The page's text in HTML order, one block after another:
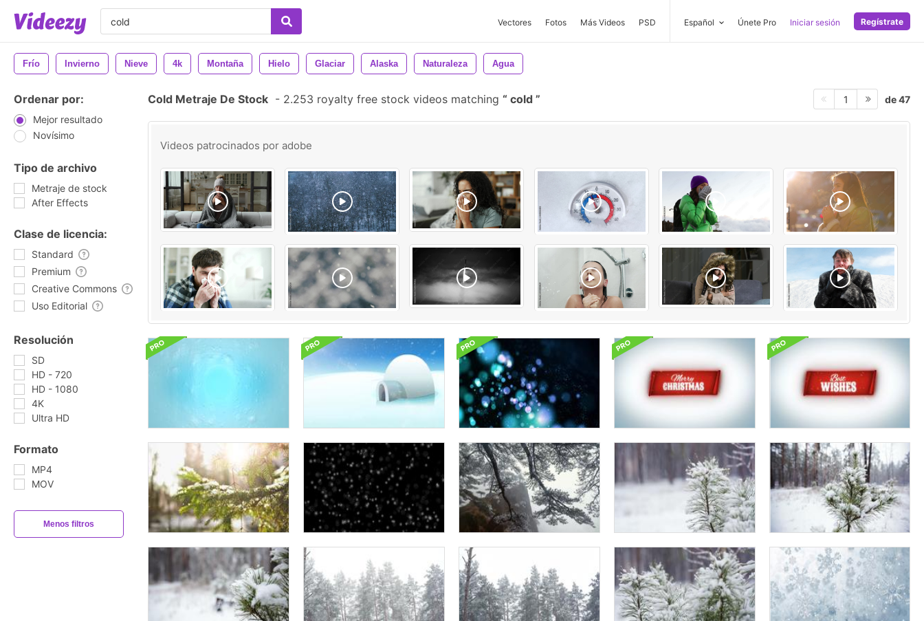
Vectores Fotos Más Videos PSD Español Únete Pro Iniciar sesión Regístrate
Frío Invierno Nieve 4k Montaña Hielo Glaciar Alaska Naturaleza Agua
Ordenar por:
Mejor resultado
Novísimo
Tipo de archivo
Metraje de stock
After Effects
Clase de licencia:
Standard
Premium
Creative Commons
Uso Editorial
Resolución
SD
HD - 720
HD - 1080
4K
Ultra HD
Formato
MP4
MOV
Menos filtros
Cold Metraje De Stock - 2.253 royalty free stock videos matching cold 1 de 47
Videos patrocinados por adobe